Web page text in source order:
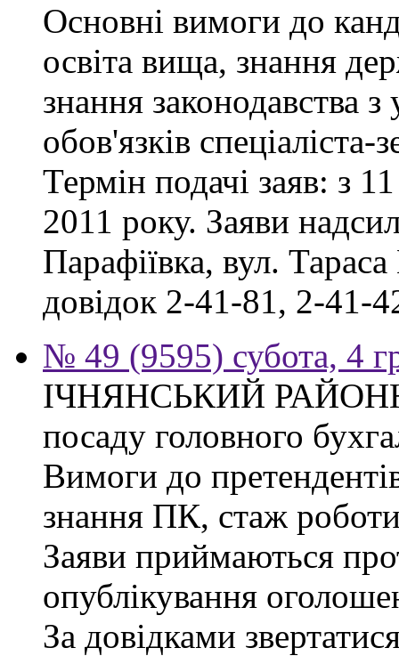
Основні вимоги до
освіта вища, знання
знання законодавства
обов'язків
Термін подачі заяв: з
2011 року. Заяви
Парафіївка, вул.
довідок 2-41-81, 2-41-
№ 49 (9595) субота, 4
ІЧНЯНСЬКИЙ
посаду головного
Вимоги до
знання ПК, стаж
Заяви приймаються
опублікування
За довідками